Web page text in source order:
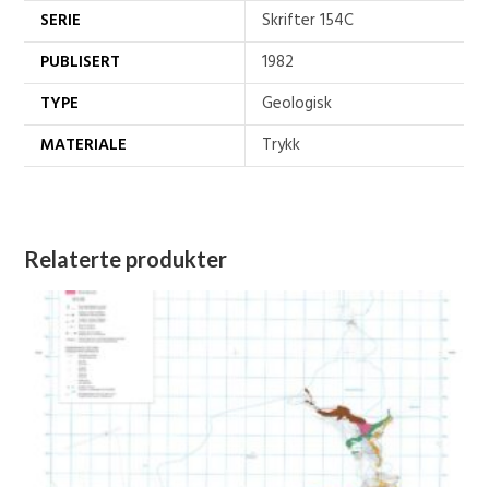
SERIE
Skrifter 154C
PUBLISERT
1982
TYPE
Geologisk
MATERIALE
Trykk
Relaterte produkter